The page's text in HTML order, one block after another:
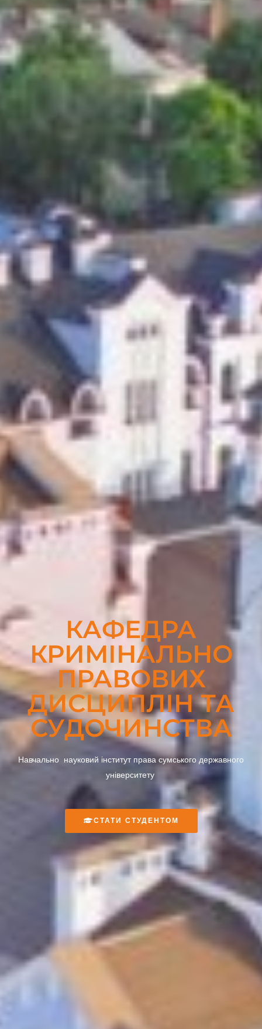
КАФЕДРА
КРИМІНАЛЬНО
ПРАВОВИХ
ДИСЦИПЛІН ТА
СУДОЧИНСТВА
Навчально науковий інститут права сумського державного
університету
СТАТИ СТУДЕНТОМ